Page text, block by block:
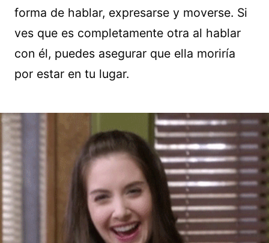
forma de hablar, expresarse y moverse. Si
ves que es completamente otra al hablar
con él, puedes asegurar que ella moriría
por estar en tu lugar.